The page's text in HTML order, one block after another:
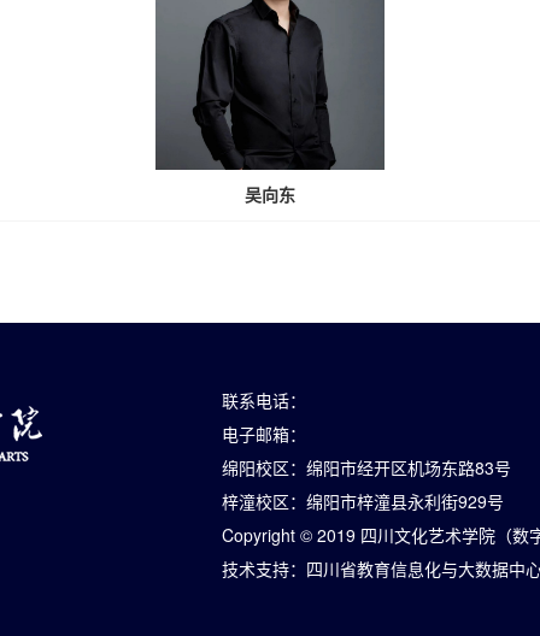
吴向东
联系电话：
电子邮箱：
绵阳校区：绵阳市经开区机场东路83号
梓潼校区：绵阳市梓潼县永利街929号
Copyright © 2019 四川文化艺术学院（数
技术支持： 四川省教育信息化与大数据中